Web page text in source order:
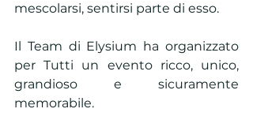
mescolarsi, sentirsi parte di esso.
Il Team di Elysium ha organizzato
per Tutti un evento ricco, unico,
grandioso e sicuramente
memorabile.